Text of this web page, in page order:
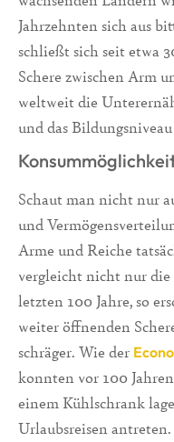
Jahrzehnten sich aus
schließt sich seit etwa
Schere zwischen Arm
weltweit die
und das
Schaut man nicht nur
und
Arme und Reiche
vergleicht nicht nur die
letzten 100 Jahre, so
weiter öffnenden
schräger. Wie der
konnten vor 100
einem Kühlschrank
Urlaubsreisen